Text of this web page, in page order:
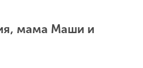
мама Маши и